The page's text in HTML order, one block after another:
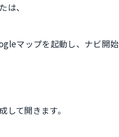
、
マップを起動し、ナビ開始
して開きます。